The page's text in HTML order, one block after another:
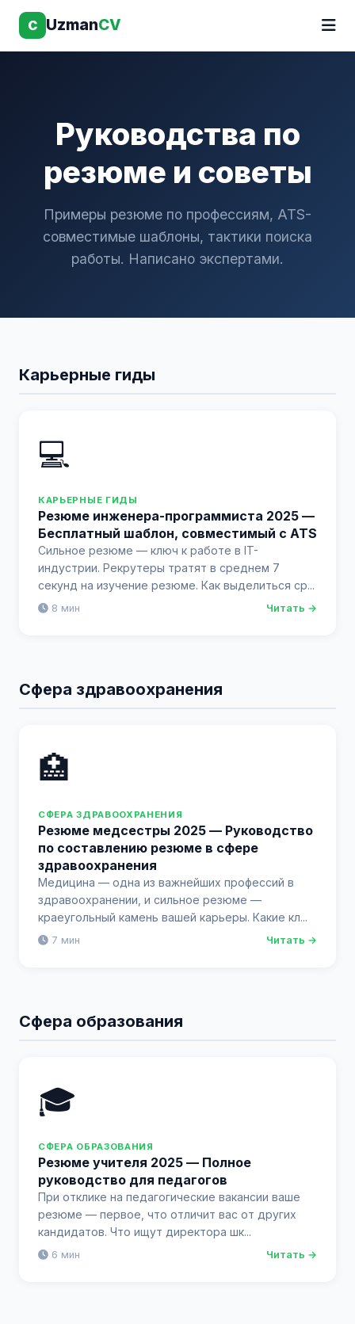
C UzmanCV
Руководства по
резюме и советы
Примеры резюме по профессиям, ATS-
совместимые шаблоны, тактики поиска
работы. Написано экспертами.
Карьерные гиды
💻
КАРЬЕРНЫЕ ГИДЫ
Резюме инженера-программиста 2025 —
Бесплатный шаблон, совместимый с ATS
Сильное резюме — ключ к работе в IT-
индустрии. Рекрутеры тратят в среднем 7
секунд на изучение резюме. Как выделиться ср...
8 мин Читать →
Сфера здравоохранения
🏥
СФЕРА ЗДРАВООХРАНЕНИЯ
Резюме медсестры 2025 — Руководство
по составлению резюме в сфере
здравоохранения
Медицина — одна из важнейших профессий в
здравоохранении, и сильное резюме —
краеугольный камень вашей карьеры. Какие кл...
7 мин Читать →
Сфера образования
🎓
СФЕРА ОБРАЗОВАНИЯ
Резюме учителя 2025 — Полное
руководство для педагогов
При отклике на педагогические вакансии ваше
резюме — первое, что отличит вас от других
кандидатов. Что ищут директора шк...
6 мин Читать →